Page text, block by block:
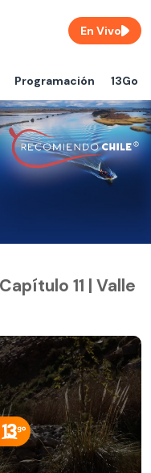
Programación 13Go
En Vivo
11 | Valle